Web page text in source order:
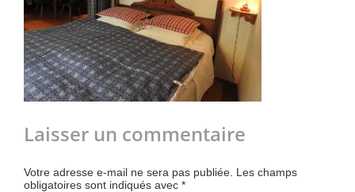
Laisser un commentaire
Votre adresse e-mail ne sera pas publiée. Les champs
obligatoires sont indiqués avec *